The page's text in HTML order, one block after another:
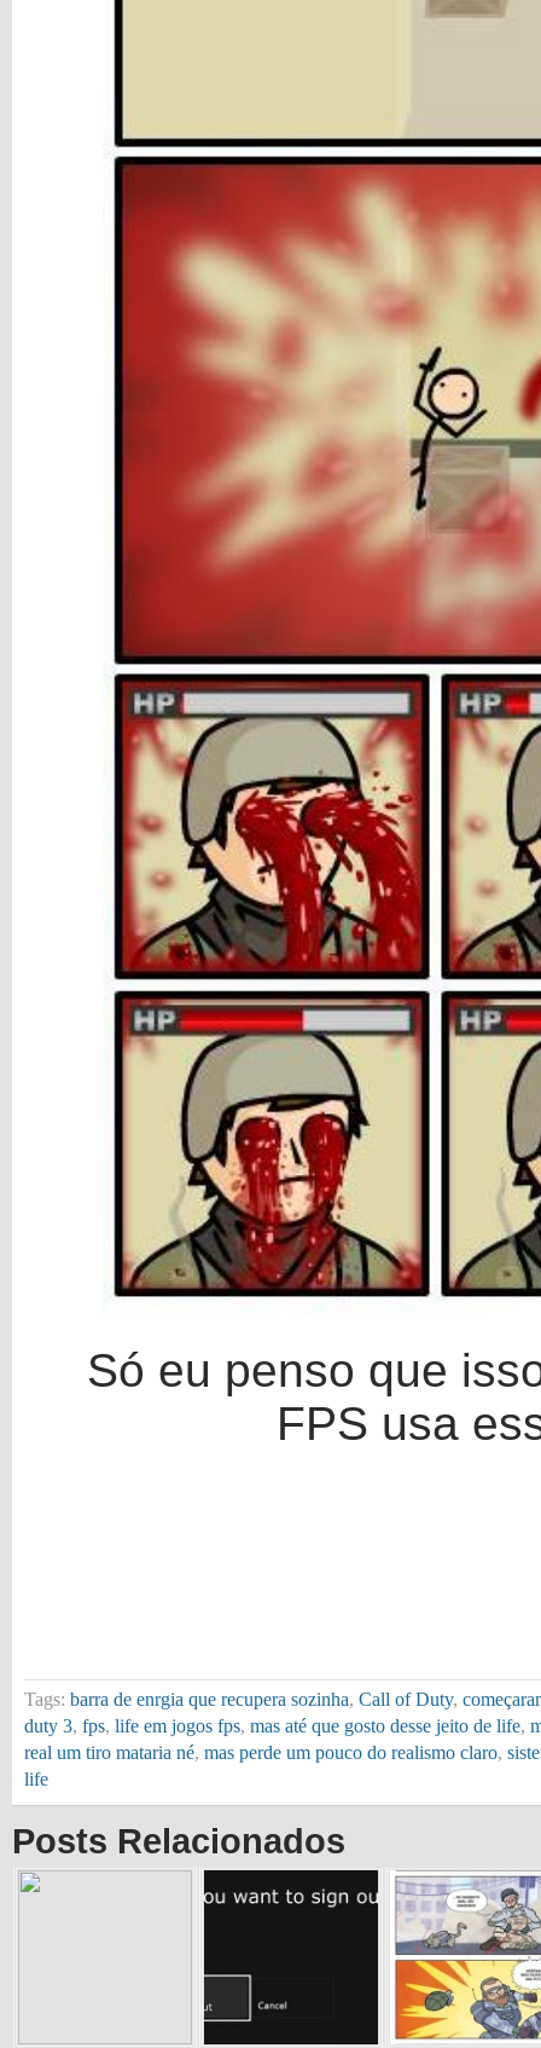
Só eu penso que
FPS usa
Tags: barra de enrgia que recupera sozinha, Call of Duty,
duty 3, fps, life em jogos fps, mas até que gosto desse jeito de life,
real um tiro mataria né, mas perde um pouco do realismo claro,
life
Posts Relacionados